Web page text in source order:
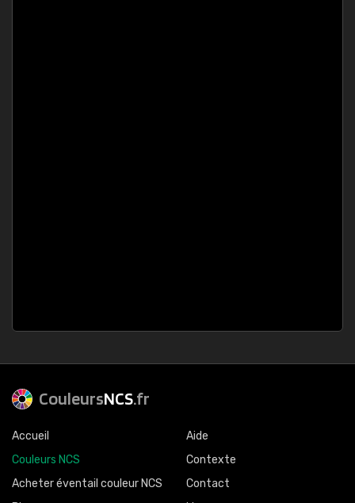
CouleursNCS.fr
Accueil
Couleurs NCS
Acheter éventail couleur NCS
Aide
Contexte
Contact